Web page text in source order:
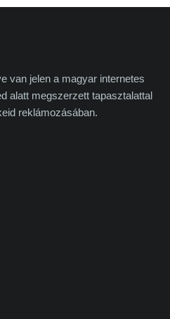
van jelen a magyar internetes
alatt megszerzett tapasztalattal
reklámozásában.